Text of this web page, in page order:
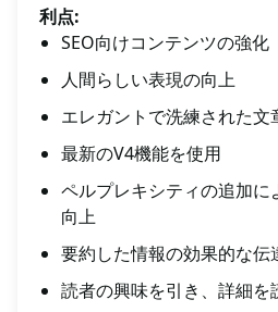
利点:
SEO向けコンテンツの強化
人間らしい表現の向上
エレガントで洗練された文
最新のV4機能を使用
ペルプレキシティの追加
向上
要約した情報の効果的な伝
読者の興味を引き、詳細を